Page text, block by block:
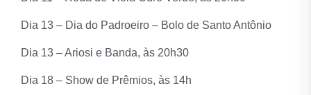
Dia 13 – Dia do Padroeiro – Bolo de Santo Antônio
Dia 13 – Ariosi e Banda, às 20h30
Dia 18 – Show de Prêmios, às 14h